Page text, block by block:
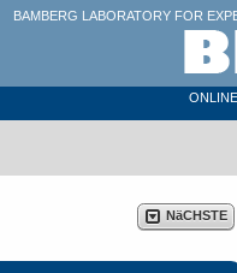
BAMBERG LABORATORY FOR
NäCHSTE